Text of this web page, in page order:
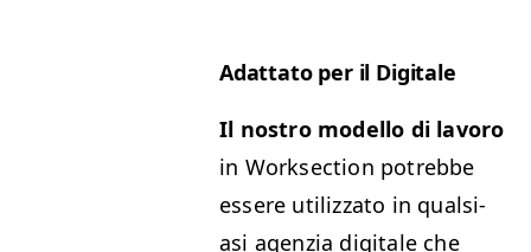
Adat­ta­to per il Digitale
Il nos­tro mod­el­lo di lavoro
in Work­sec­tion potrebbe
essere uti­liz­za­to in qual­si­
asi agen­zia dig­i­tale che